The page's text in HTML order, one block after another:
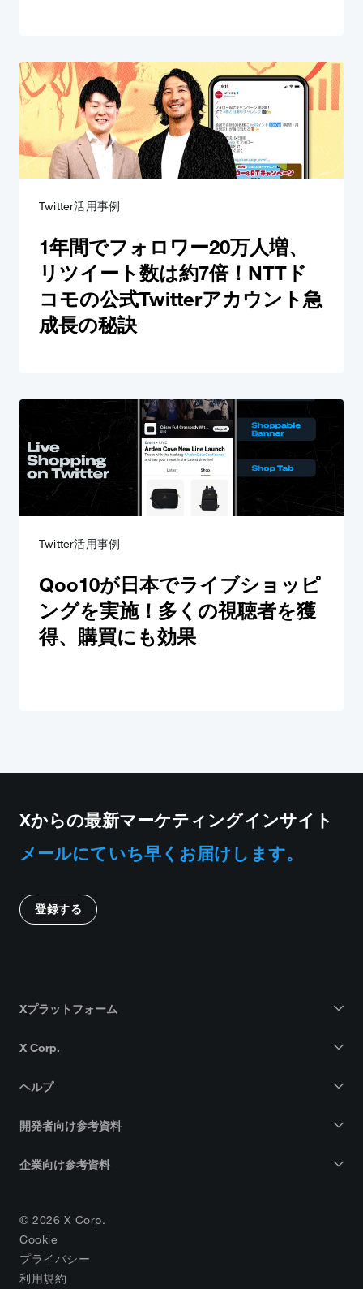
Twitter活用事例
1年間でフォロワー20万人増、
リツイート数は約7倍！NTTド
コモの公式Twitterアカウント急
成長の秘訣
Twitter活用事例
Qoo10が日本でライブショッピ
ングを実施！多くの視聴者を獲
得、購買にも効果
Xからの最新マーケティングインサイト
メールにていち早くお届けします。
登録する
Xプラットフォーム
X Corp.
ヘルプ
開発者向け参考資料
企業向け参考資料
© 2026 X Corp.
Cookie
プライバシー
利用規約